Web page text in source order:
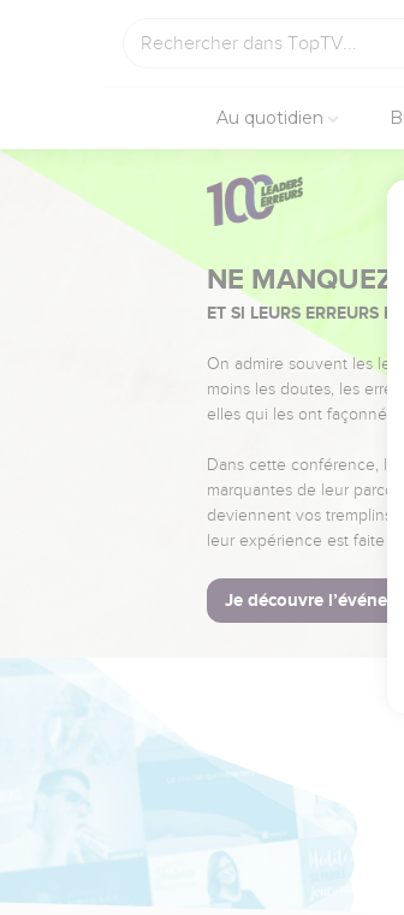
Au quotidien
NE MANQUEZ
ET SI LEURS ERREURS
On admire souvent les
moins les doutes, les
elles qui les ont façonnés.
Dans cette conférence,
marquantes de leur
deviennent vos
leur expérience est faite
Je découvre